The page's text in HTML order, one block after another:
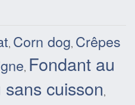
, Corn dog, Crêpes
, Fondant au
cuisson,